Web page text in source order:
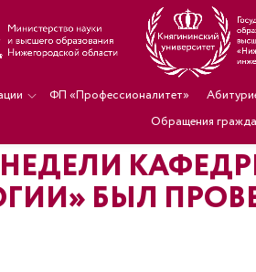
ФП «Профессионалитет»
Обращения
НЕДЕЛИ
БЫЛ